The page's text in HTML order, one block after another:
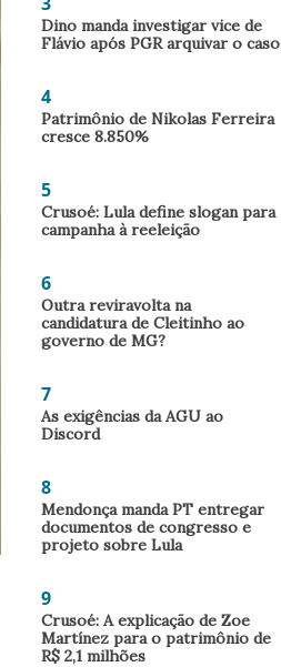
Dino manda investigar vice de
Flávio após PGR arquivar o caso
4
Patrimônio de Nikolas Ferreira
cresce 8.850%
5
Crusoé: Lula define slogan para
campanha à reeleição
6
Outra reviravolta na
candidatura de Cleitinho ao
governo de MG?
7
As exigências da AGU ao
Discord
8
Mendonça manda PT entregar
documentos de congresso e
projeto sobre Lula
9
Crusoé: A explicação de Zoe
Martínez para o patrimônio de
R$ 2,1 milhões